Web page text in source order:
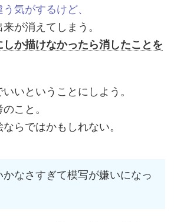
気がするけど、
が消えてしまう。
か描けなかったら消したことを
いということにしよう。
こと。
らではかもしれない。
なさすぎて模写が嫌いになっ